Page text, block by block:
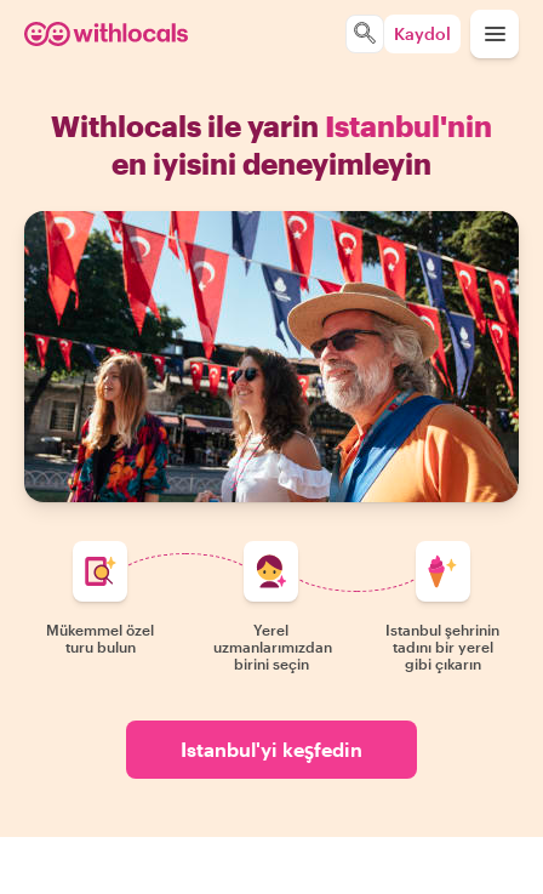
Kaydol
Withlocals ile yarin Istanbul'nin
en iyisini deneyimleyin
Mükemmel özel
turu bulun
Yerel
uzmanlarımızdan
birini seçin
Istanbul şehrinin
tadını bir yerel
gibi çıkarın
Istanbul'yi keşfedin